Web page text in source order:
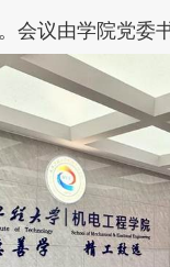
会议由学院党委